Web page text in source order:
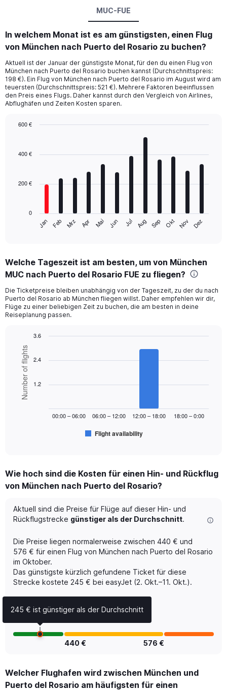
MUC-FUE
In welchem Monat ist es am günstigsten, einen Flug
von München nach Puerto del Rosario zu buchen?
Aktuell ist der Januar der günstigste Monat, für den du einen Flug von
München nach Puerto del Rosario buchen kannst (Durchschnittspreis:
198 €). Ein Flug von München nach Puerto del Rosario im August wird am
teuersten (Durchschnittspreis: 521 €). Mehrere Faktoren beeinflussen
den Preis eines Flugs. Daher kannst durch den Vergleich von Airlines,
Abflughäfen und Zeiten Kosten sparen.
with
The
Range:
12
The
chart
has
displaying
values.
Range:
600.
Jan Feb Mrz Apr Mai Jun Jul Aug Sep Okt Nov Dez
0
200 €
400 €
600 €
Welche Tageszeit ist am besten, um von München
MUC nach Puerto del Rosario FUE zu fliegen?
Die Ticketpreise bleiben unabhängig von der Tageszeit, zu der du nach
Puerto del Rosario ab München fliegen willst. Daher empfehlen wir dir,
Flüge zu einer beliebigen Zeit zu buchen, die am besten in deine
Reiseplanung passen.
Bar
chart
with
bars.
The
Range:
6
The
chart
has
Y
axis
displaying
Number
of
0
to
3.6.
Chart
graphic.
Number of flights
Flight availability
00:00 – 06:00 06:00 – 12:00 12:00 – 18:00 18:00 – 0:00
1.2
2.4
3.6
Wie hoch sind die Kosten für einen Hin- und Rückflug
von München nach Puerto del Rosario?
Aktuell sind die Preise für Flüge auf dieser Hin- und
Rückflugstrecke günstiger als der Durchschnitt.
Die Preise liegen normalerweise zwischen 440 € und
576 € für einen Flug von München nach Puerto del Rosario
im Oktober.
Das günstigste kürzlich gefundene Ticket für diese
Strecke kostete 245 € bei easyJet (2. Okt.–11. Okt.).
440 € 576 €
Welcher Flughafen wird zwischen München und
Puerto del Rosario am häufigsten für einen
245 € ist günstiger als der Durchschnitt